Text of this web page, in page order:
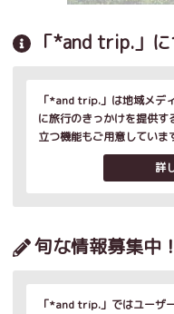
「*and trip.」
「*and trip.」は地域メデ
に旅行のきっかけを提供
立つ機能もご用意していま
詳
旬な情報募集中！
「*and trip.」ではユーザ